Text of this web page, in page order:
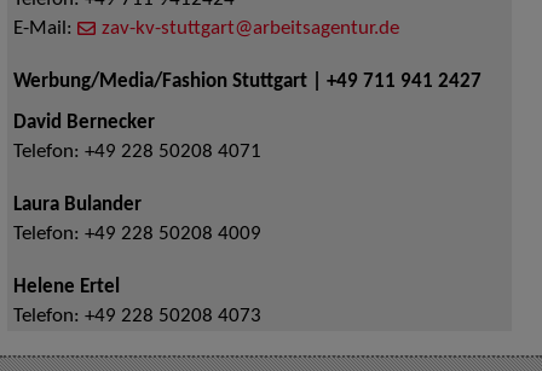
E-Mail:
zav-kv-stuttgart@arbeitsagentur.de
Werbung/Media/Fashion Stuttgart | +49 711 941 2427
David Bernecker
Telefon: +49 228 50208 4071
Laura Bulander
Telefon: +49 228 50208 4009
Helene Ertel
Telefon: +49 228 50208 4073